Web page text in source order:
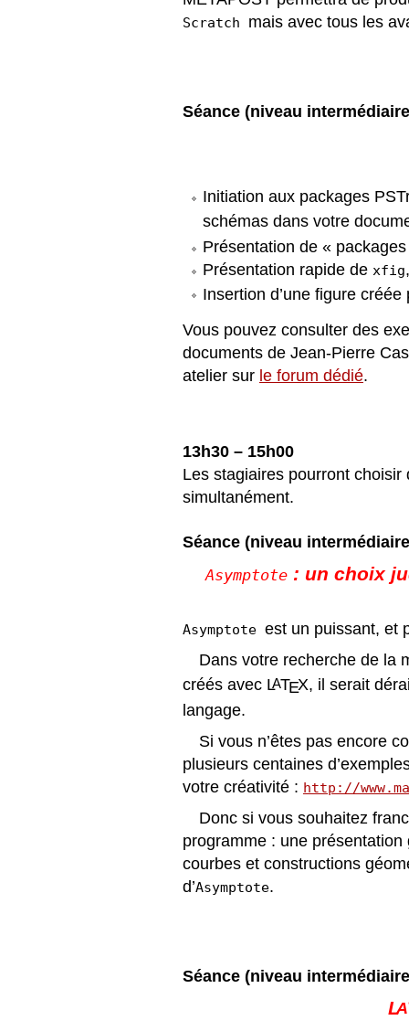
Scratch mais avec tous les
Séance (niveau interm
Initiation aux packages
schémas dans votre
Présentation de «
Présentation rapide de xfig
Insertion d’une ﬁgure
Vous pouvez consulter des
documents de Jean-Pierre
atelier sur le forum dédié.
13h30 – 15h00
Les stagiaires pourront choisir
simultanément.
Séance (niveau interm
Asymptote : un choix
Asymptote est un puissant, et
Dans votre recherche de la
créés avec LATEX, il serait
langage.
Si vous n’êtes pas encore
plusieurs centaines
votre créativité : http://
Donc si vous souhaitez
programme : une
courbes et constructions
d’Asymptote.
Séance (niveau interm
LA